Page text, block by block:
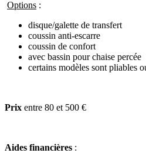
Options :
disque/galette de transfert
coussin anti-escarre
coussin de confort
avec bassin pour chaise percée
certains modèles sont pliables
Prix entre 80 et 500 €
Aides financières :